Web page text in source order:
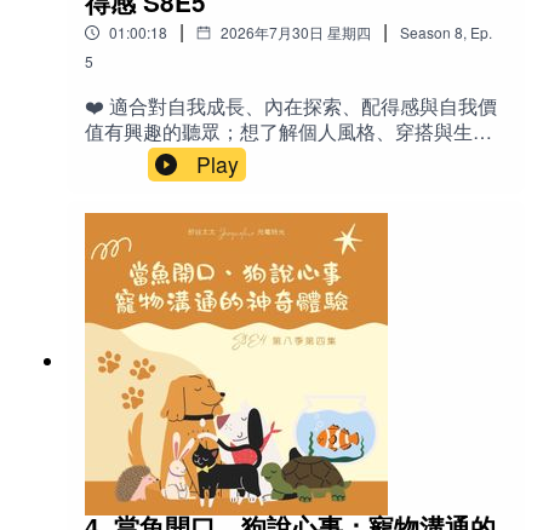
Joseph Yen 房屋仲介 408-497-2989 (COMPASS 矽谷灣
Broker Associate | DRE 01136969
https://www.compass.com/agents/joseph-yen/
＊捐款支持Jacqueline：線上捐款
＊成為節目會員
喜歡我們的節目嗎？歡迎點選「訂閱」，不錯過每週新
上線的節目。也歡迎透過這個連結【成為會員
節目的基本營運，同時享有多項專屬福利：不限次數收
聽已歸檔的舊節目、解鎖會員限定內容，以及每季寄送
至您信箱的精美電子書。
要性） Little American（影集，壁球教練與孩子
的故事） 🎙️相關老節目：《Ep 23 陪孩子學音樂》
《Ep 25 陪小孩（自己）無痛建立Routine》
《S1E23 美國中學生活-和包子、饅頭姊姊閒聊》
《Ep 13 小孩生病了怎麼辦？（催眠專題一）》
《S4E5 完美主義人格 （一）》
recital：演奏會／發表會 GIG：演出／駐唱工
作 boundary：界限 guideline：指引／指導原
則 technique：技巧 structural：有結構的、系統
化的 portable：方便攜帶的 repertoire：曲目
庫 incentive：誘因／獎勵 overwhelm：壓垮、
不知所措 motivation：動機 ”tune in“ to your
kids：靜下心來感受／連結孩子 follow your
腦）、放空 🌟金句 「音樂在我生命中是很美好
的，但它不是全部。」 「寧可縮短時間，但盡量
不要間斷。」 「媽媽是你的一面鏡子，如果你不
需要天天照鏡子，就等到需要的時候再來找
我。」 「表演的目的不是表現自己，而是分享音
樂帶給你的快樂。」 「我們只是孩子帶到這個世
界上的其中一個資源而已。」 「小孩就算暫時不
學，只要還是喜歡音樂，就已經收到這份禮物
了。」 📚參考資料 《蜜蜂與月淚》（小說，引發
重新學琴的契機） Music Together（全美兒童音
樂課程） Music for Young Children（團體班教材
系統） Violin（YouTube Channel，強調練習重
要性） Little American（影集，壁球教練與孩子
01:00:18 | 2026年7月30日 星期四 | Season 8, Ep.
5
❤️ 適合對自我成長、內在探索、配得感與自我價
值有興趣的聽眾；想了解個人風格、穿搭與生活
品味如何反映內在狀態的人；正在摸索自己喜
好、面對別人模仿或批評時容易動搖的人；以及
家長、心理諮商相關從業者或想透過日常小事提
升自我覺察的現代人。特別適合曾聽過「配得
感」相關集數、想繼續深化自我認識的聽眾。✍️
品味不是「有」或「沒有」的固定特質，而是可
以慢慢認識、提升與改變的過程。這一集從配得
感出發，分享如何透過觀察自己真正喜歡什麼、
適合什麼，來提升內在的「我值得」感受。
Jacqueline用自身與家人、客戶的真實故事，說
明認識個人品味如何帶來「鬆弛感」、自然滿
足，以及面對別人「愛學」時的心態轉換。最後
也收錄女兒們的實用建議，幫助你從生活中開始
探索屬於自己的風格。🔤英文- style：風格 -
outfits：穿搭／服裝搭配 - vibe：氛圍／感覺 -
Play